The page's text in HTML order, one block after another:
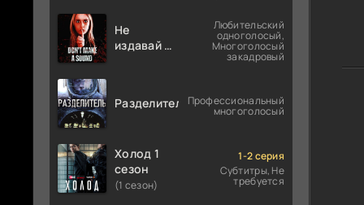
Не
издавай ни
Любительский
одноголосый,
Многоголосый
закадровый
РазделительПрофессиональный
многоголосый
Холод 1
сезон
(1 сезон)
1-2 серия
Субтитры, Не
требуется